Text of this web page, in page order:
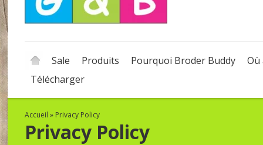
Sale Produits Pourquoi Broder Buddy
Où
Télécharger
Accueil » Privacy Policy
Privacy Policy